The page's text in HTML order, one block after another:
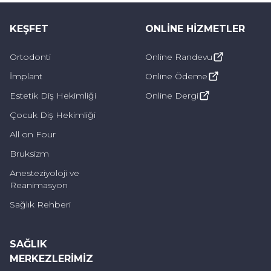
dizilimi değil, çene ilişkisi de dikkate alınır.
Fonksiyonel cihazlar:
Alt ve üst çene arasındaki uyumu
Büyüme potansiyelinden yararlanır.
Belirli sürelerle kullanılır.
Her ortodonti yöntemi her birey için uygun
değildir. Bu nedenle doğru tedavi seçeneği;
değerlendirmesi sonrasında belirlenir. Kişiye
özel planlama, tedavi sürecinin güvenli ve
KEŞFET
Ortodonti
İmplant
Estetik Diş Hekimliği
Çocuk Diş Hekimliği
All on Four
Bruksizm
Anesteziyoloji ve
Reanimasyon
Sağlık Rehberi
ONLINE HIZMETLER
Online Randevu
Online Ödeme
Online Dergi
SAĞLIK
MERKEZLERIMIZ